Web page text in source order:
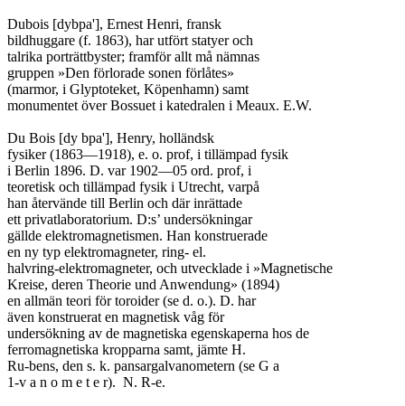
Dubois [dybpa'], Ernest Henri, fransk
bildhuggare (f. 1863), har utfört statyer och
talrika porträttbyster; framför allt må nämnas
gruppen »Den förlorade sonen förlåtes»
(marmor, i Glyptoteket, Köpenhamn) samt
monumentet över Bossuet i katedralen i Meaux. E.W.
Du Bois [dy bpa'], Henry, holländsk
fysiker (1863—1918), e. o. prof, i tillämpad fysik
i Berlin 1896. D. var 1902—05 ord. prof, i
teoretisk och tillämpad fysik i Utrecht, varpå
han återvände till Berlin och där inrättade
ett privatlaboratorium. D:s’ undersökningar
gällde elektromagnetismen. Han konstruerade
en ny typ elektromagneter, ring- el.
halvring-elektromagneter, och utvecklade i »Magnetische
Kreise, deren Theorie und Anwendung» (1894)
en allmän teori för toroider (se d. o.). D. har
även konstruerat en magnetisk våg för
undersökning av de magnetiska egenskaperna hos de
ferromagnetiska kropparna samt, jämte H.
Ru-bens, den s. k. pansargalvanometern (se G a
1-v a n o m e t e r).	N. R-e.